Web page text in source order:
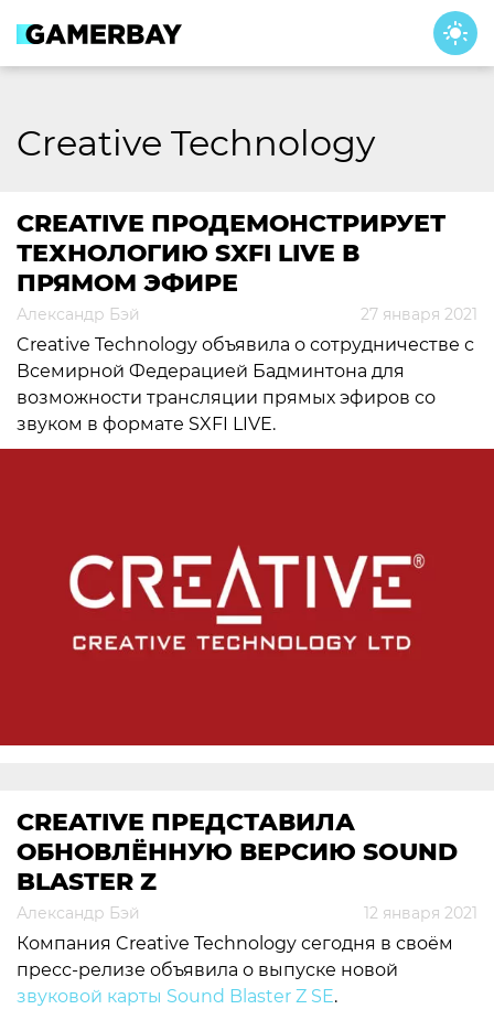
content
Creative Technology
CREATIVE ПРОДЕМОНСТРИРУЕТ
ТЕХНОЛОГИЮ SXFI LIVE В
ПРЯМОМ ЭФИРЕ
Александр Бэй 27 января 2021
Creative Technology объявила о сотрудничестве с
Всемирной Федерацией Бадминтона для
возможности трансляции прямых эфиров со
звуком в формате SXFI LIVE.
CREATIVE ПРЕДСТАВИЛА
ОБНОВЛЁННУЮ ВЕРСИЮ SOUND
BLASTER Z
Александр Бэй 12 января 2021
Компания Creative Technology сегодня в своём
пресс-релизе объявила о выпуске новой
звуковой карты Sound Blaster Z SE.